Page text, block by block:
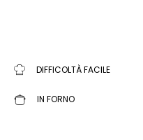
DIFFICOLTÀ FACILE
IN FORNO